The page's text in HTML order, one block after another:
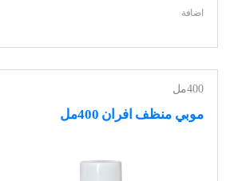
اضافة
400مل
موبي منظف افران 400مل